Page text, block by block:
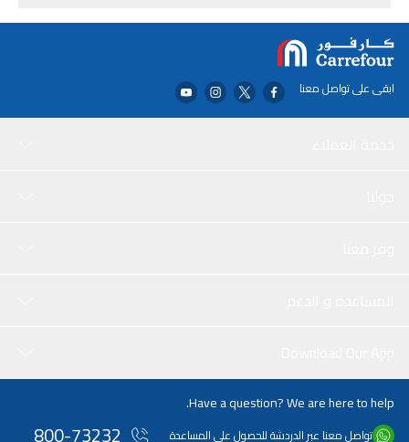
ابقى على تواصل معنا
Have a question? We are here to help.
تواصل معنا عبر الدردشة للحصول على المساعدة 800-73232